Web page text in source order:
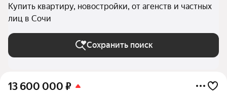
Купить квартиру, новостройки, от агенств и частных
лиц в Сочи
Сохранить поиск
13 600 000 ₽